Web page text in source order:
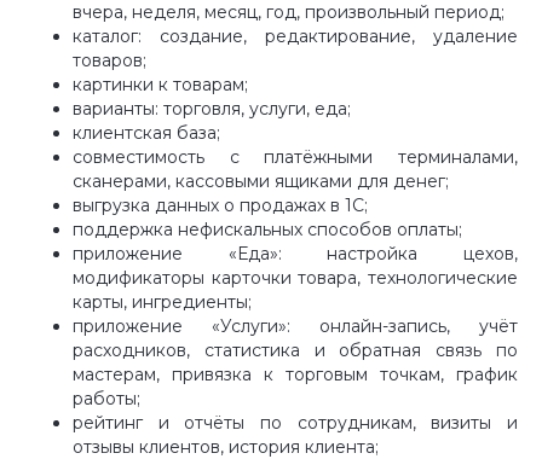
вчера, неделя, месяц, год, произвольный период;
каталог: создание, редактирование, удаление
товаров;
картинки к товарам;
варианты: торговля, услуги, еда;
клиентская база;
совместимость с платёжными терминалами,
сканерами, кассовыми ящиками для денег;
выгрузка данных о продажах в 1С;
поддержка нефискальных способов оплаты;
приложение «Еда»: настройка цехов,
модификаторы карточки товара, технологические
карты, ингредиенты;
приложение «Услуги»: онлайн-запись, учёт
расходников, статистика и обратная связь по
мастерам, привязка к торговым точкам, график
работы;
рейтинг и отчёты по сотрудникам, визиты и
отзывы клиентов, история клиента;